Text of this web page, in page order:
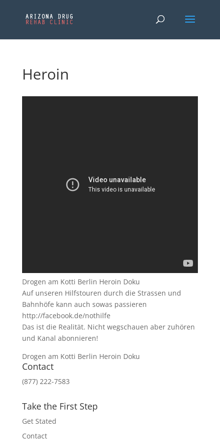
Heroin
Drogen am Kotti Berlin Heroin Doku
Auf unseren Hilfstouren durch die Strassen und
Bahnhöfe kann auch sowas passieren
http://facebook.de/nothilfe
Das ist die Realität. Nicht wegschauen aber zuhören
und Kanal abonnieren!
Drogen am Kotti Berlin Heroin Doku
Contact
(877) 222-7583
Take the First Step
Get Stated
Contact